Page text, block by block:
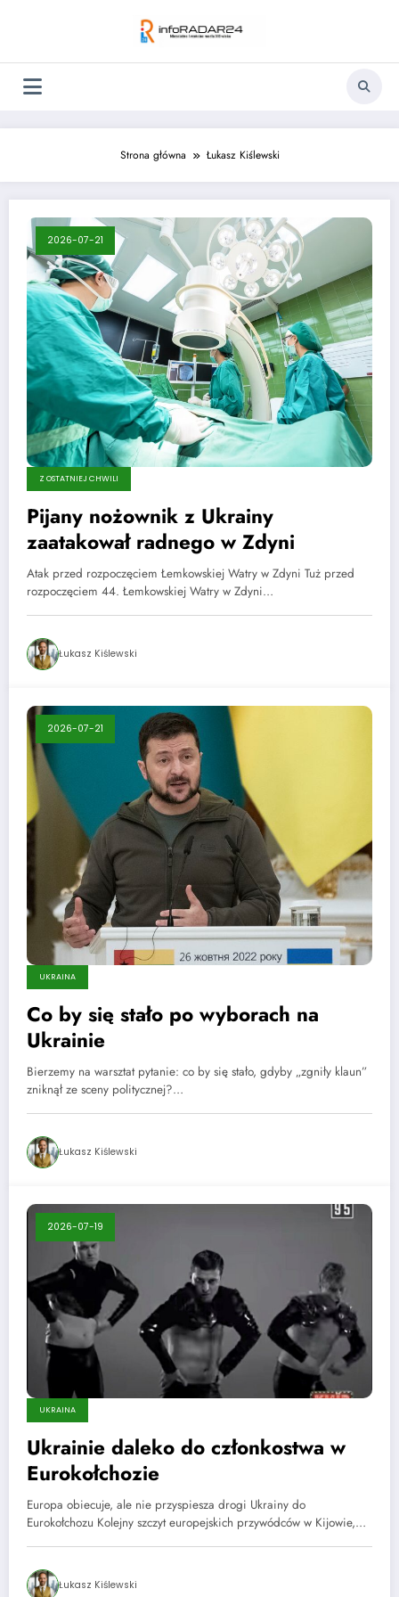
Strona główna Łukasz Kiślewski
2026-07-21
Z OSTATNIEJ CHWILI
Pijany nożownik z Ukrainy
zaatakował radnego w Zdyni
Atak przed rozpoczęciem Łemkowskiej Watry w Zdyni Tuż przed
rozpoczęciem 44. Łemkowskiej Watry w Zdyni…
Łukasz Kiślewski
2026-07-21
UKRAINA
Co by się stało po wyborach na
Ukrainie
Bierzemy na warsztat pytanie: co by się stało, gdyby „zgniły klaun”
zniknął ze sceny politycznej?…
Łukasz Kiślewski
2026-07-19
UKRAINA
Ukrainie daleko do członkostwa w
Eurokołchozie
Europa obiecuje, ale nie przyspiesza drogi Ukrainy do
Eurokołchozu Kolejny szczyt europejskich przywódców w Kijowie,…
Łukasz Kiślewski